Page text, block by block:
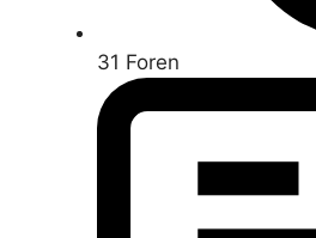
31 Foren